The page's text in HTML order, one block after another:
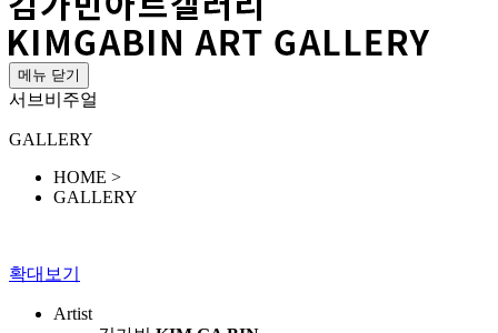
메뉴 닫기
서브비주얼
GALLERY
HOME >
GALLERY
확대보기
Artist